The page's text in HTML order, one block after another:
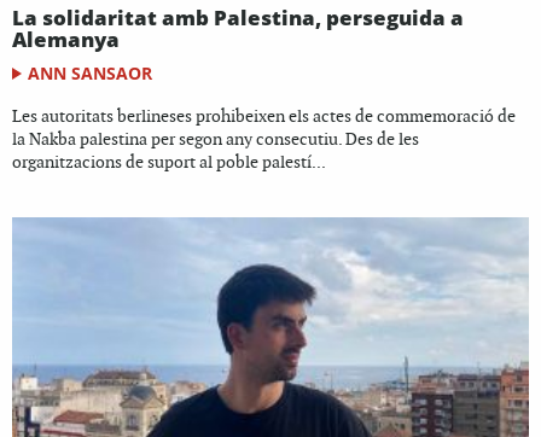
La solidaritat amb Palestina, perseguida a
Alemanya
ANN SANSAOR
Les autoritats berlineses prohibeixen els actes de commemoració de
la Nakba palestina per segon any consecutiu. Des de les
organitzacions de suport al poble palestí...